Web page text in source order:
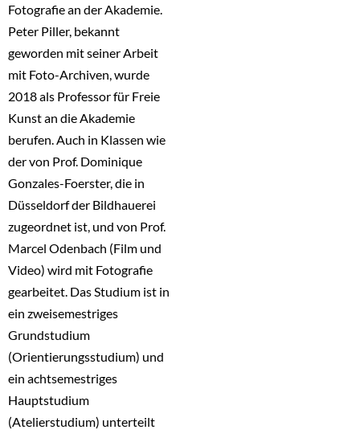
Fotografie an der Akademie.
Peter Piller, bekannt
geworden mit seiner Arbeit
mit Foto-Archiven, wurde
2018 als Professor für Freie
Kunst an die Akademie
berufen. Auch in Klassen wie
der von Prof. Dominique
Gonzales-Foerster, die in
Düsseldorf der Bildhauerei
zugeordnet ist, und von Prof.
Marcel Odenbach (Film und
Video) wird mit Fotografie
gearbeitet. Das Studium ist in
ein zweisemestriges
Grundstudium
(Orientierungsstudium) und
ein achtsemestriges
Hauptstudium
(Atelierstudium) unterteilt